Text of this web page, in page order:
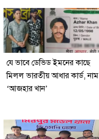
যে ভাবে ডেভিড ইমনের কাছে
মিলল ভারতীয় আধার কার্ড, নাম
‘আজহার খান’